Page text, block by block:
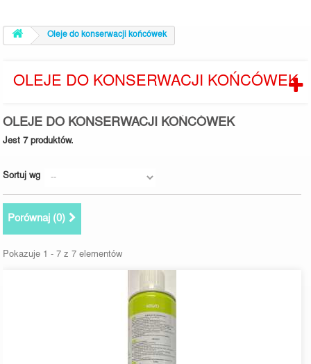
Oleje do konserwacji końcówek
OLEJE DO KONSERWACJI KOŃCÓWEK
OLEJE DO KONSERWACJI KOŃCÓWEK
Jest 7 produktów.
Sortuj wg
Porównaj (0)
Pokazuje 1 - 7 z 7 elementów